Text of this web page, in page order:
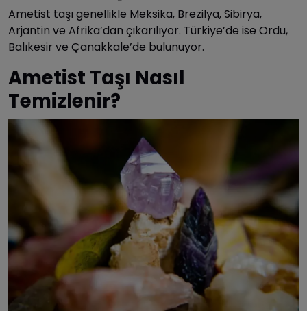
Ametist taşı genellikle Meksika, Brezilya, Sibirya,
Arjantin ve Afrika’dan çıkarılıyor. Türkiye’de ise Ordu,
Balıkesir ve Çanakkale’de bulunuyor.
Ametist Taşı Nasıl
Temizlenir?